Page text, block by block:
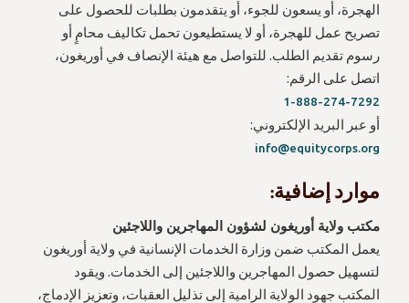
الهجرة، أو يسعون للجوء، أو يتقدمون بطلبات للحصول على
تصريح عمل للهجرة، أو لا يستطيعون تحمل تكاليف محامٍ أو
رسوم تقديم الطلب. للتواصل مع هيئة الإنصاف في أوريغون،
اتصل على الرقم:
1-888-274-7292
أو عبر البريد الإلكتروني:
info@equitycorps.org
موارد إضافية:
مكتب ولاية أوريغون لشؤون المهاجرين واللاجئين
يعمل المكتب ضمن وزارة الخدمات الإنسانية في ولاية أوريغون
لتسهيل حصول المهاجرين واللاجئين إلى الخدمات. ويقود
المكتب جهود الولاية الرامية إلى تذليل العقبات، وتعزيز الإدماج،